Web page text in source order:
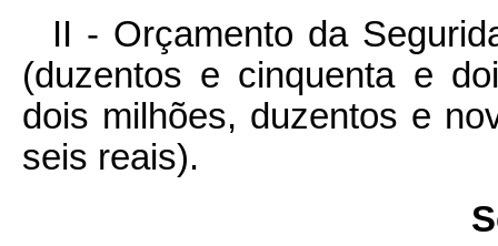
II - Orçamento da
(duzentos e cinquenta e
dois milhões, duzentos e
seis reais).